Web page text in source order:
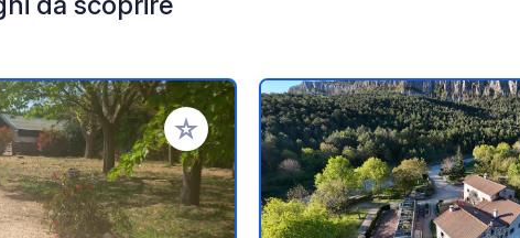
Aggiungi ai tuoi preferiti